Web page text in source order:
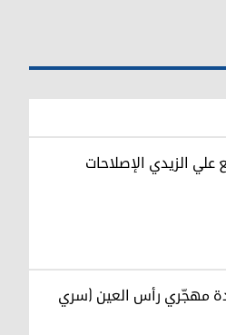
علي الزيدي الإصلاحات
مهجّري رأس العين (سري